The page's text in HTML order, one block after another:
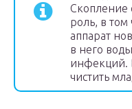
Скопление
роль, в том
аппарат
в него
инфекций.
чистить